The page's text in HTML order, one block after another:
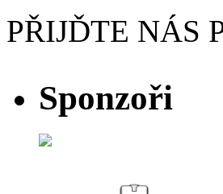
PŘIJĎTE NÁS
Sponzoři